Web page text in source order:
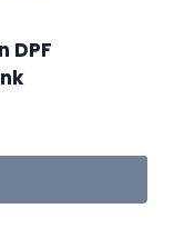
DPF